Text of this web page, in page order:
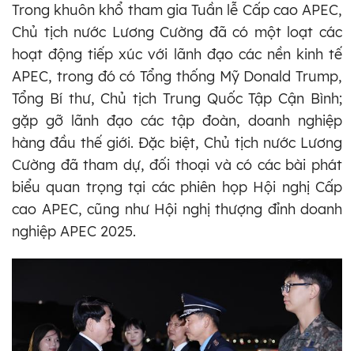
Trong khuôn khổ tham gia Tuần lễ Cấp cao APEC,
Chủ tịch nước Lương Cường đã có một loạt các
hoạt động tiếp xúc với lãnh đạo các nền kinh tế
APEC, trong đó có Tổng thống Mỹ Donald Trump,
Tổng Bí thư, Chủ tịch Trung Quốc Tập Cận Bình;
gặp gỡ lãnh đạo các tập đoàn, doanh nghiệp
hàng đầu thế giới. Đặc biệt, Chủ tịch nước Lương
Cường đã tham dự, đối thoại và có các bài phát
biểu quan trọng tại các phiên họp Hội nghị Cấp
cao APEC, cũng như Hội nghị thượng đỉnh doanh
nghiệp APEC 2025.